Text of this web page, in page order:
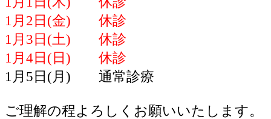
1月2日(金) 休診
1月3日(土) 休診
1月4日(日) 休診
1月5日(月) 通常診療
ご理解の程よろしくお願いいたします。